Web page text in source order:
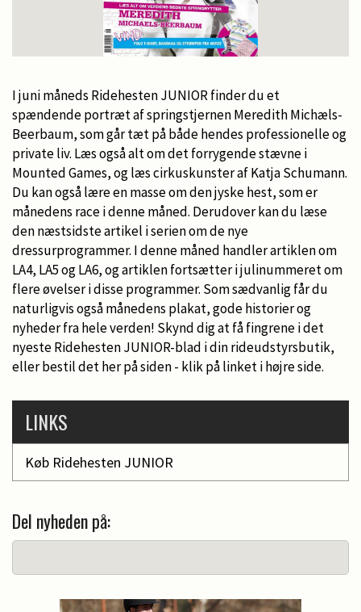
I juni måneds Ridehesten JUNIOR finder du et
spændende portræt af springstjernen Meredith Michæls-
Beerbaum, som går tæt på både hendes professionelle og
private liv. Læs også alt om det forrygende stævne i
Mounted Games, og læs cirkuskunster af Katja Schumann.
Du kan også lære en masse om den jyske hest, som er
månedens race i denne måned. Derudover kan du læse
den næstsidste artikel i serien om de nye
dressurprogrammer. I denne måned handler artiklen om
LA4, LA5 og LA6, og artiklen fortsætter i julinummeret om
flere øvelser i disse programmer. Som sædvanlig får du
naturligvis også månedens plakat, gode historier og
nyheder fra hele verden! Skynd dig at få fingrene i det
nyeste Ridehesten JUNIOR-blad i din rideudstyrsbutik,
eller bestil det her på siden - klik på linket i højre side.
LINKS
Køb Ridehesten JUNIOR
Del nyheden på: